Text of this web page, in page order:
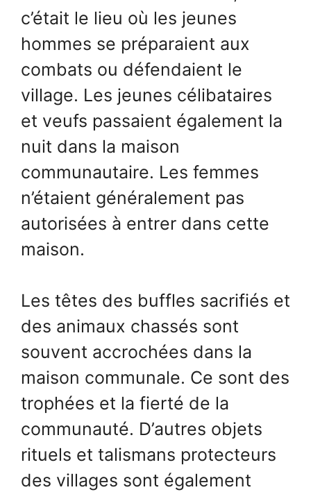
c’était le lieu où les jeunes
hommes se préparaient aux
combats ou défendaient le
village. Les jeunes célibataires
et veufs passaient également la
nuit dans la maison
communautaire. Les femmes
n’étaient généralement pas
autorisées à entrer dans cette
maison.
Les têtes des buffles sacrifiés et
des animaux chassés sont
souvent accrochées dans la
maison communale. Ce sont des
trophées et la fierté de la
communauté. D’autres objets
rituels et talismans protecteurs
des villages sont également